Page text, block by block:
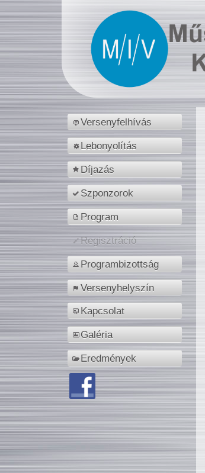
Versenyfelhívás
Lebonyolítás
Díjazás
Szponzorok
Program
Regisztráció
Programbizottság
Versenyhelyszín
Kapcsolat
Galéria
Eredmények